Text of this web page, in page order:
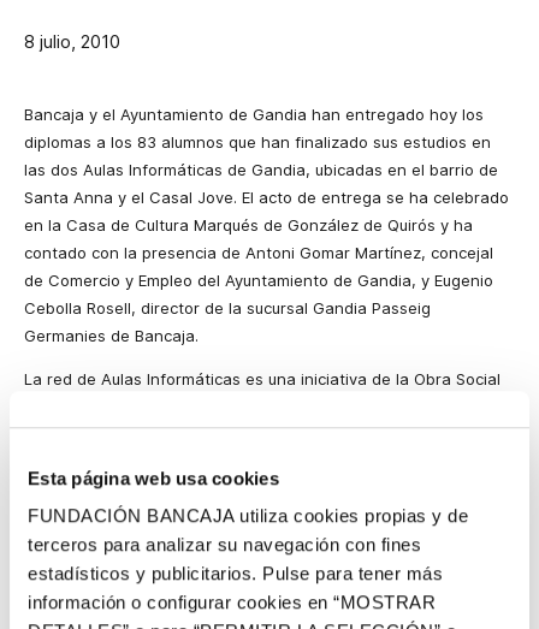
Esta página web usa cookies
FUNDACIÓN BANCAJA utiliza cookies propias y de
terceros para analizar su navegación con fines
estadísticos y publicitarios. Pulse para tener más
información o configurar cookies en “MOSTRAR
8 julio, 2010
Bancaja y el Ayuntamiento de Gandia han entregado hoy los
diplomas a los 83 alumnos que han finalizado sus estudios en
las dos Aulas Informáticas de Gandia, ubicadas en el barrio de
Santa Anna y el Casal Jove. El acto de entrega se ha celebrado
en la Casa de Cultura Marqués de González de Quirós y ha
contado con la presencia de Antoni Gomar Martínez, concejal
de Comercio y Empleo del Ayuntamiento de Gandia, y Eugenio
Cebolla Rosell, director de la sucursal Gandia Passeig
Germanies de Bancaja.
La red de Aulas Informáticas es una iniciativa de la Obra Social
información y la comunicación a los colectivos sociales más
1997 en el barrio La Coma de Valencia. Las Aulas Informáticas
llegaron a Gandia en el año 1999 con un primer centro en el
barrio de Santa Anna. Ante la fuerte demanda existente, esta
oferta se dobló en noviembre del año pasado con la
inauguración de una segunda Aula Informática en el Casal Jove.